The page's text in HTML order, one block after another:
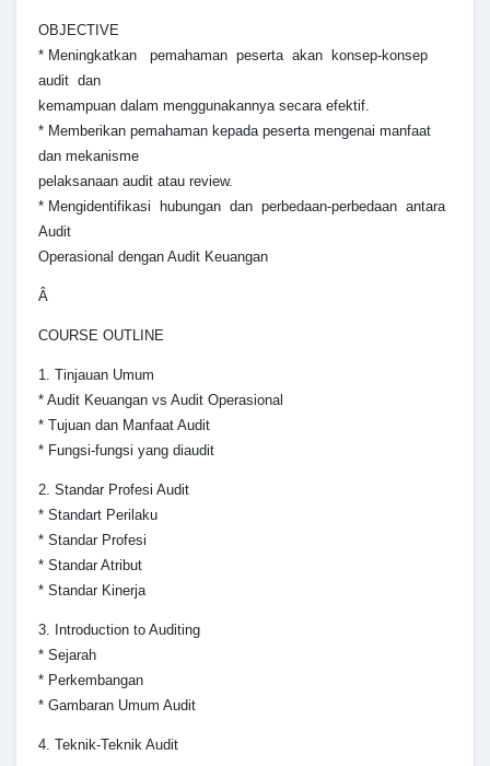
OBJECTIVE
* Meningkatkan pemahaman peserta akan konsep-konsep
audit dan
kemampuan dalam menggunakannya secara efektif.
* Memberikan pemahaman kepada peserta mengenai manfaat
dan mekanisme
pelaksanaan audit atau review.
* Mengidentifikasi hubungan dan perbedaan-perbedaan antara
Audit
Operasional dengan Audit Keuangan
Â
COURSE OUTLINE
1. Tinjauan Umum
* Audit Keuangan vs Audit Operasional
* Tujuan dan Manfaat Audit
* Fungsi-fungsi yang diaudit
2. Standar Profesi Audit
* Standart Perilaku
* Standar Profesi
* Standar Atribut
* Standar Kinerja
3. Introduction to Auditing
* Sejarah
* Perkembangan
* Gambaran Umum Audit
4. Teknik-Teknik Audit